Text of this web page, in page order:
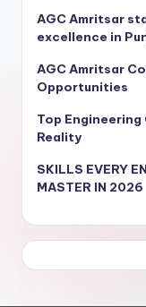
AGC Amritsar
excellence in
AGC Amritsar
Opportunities
Top Engineering
Reality
SKILLS EVERY
MASTER IN 2026